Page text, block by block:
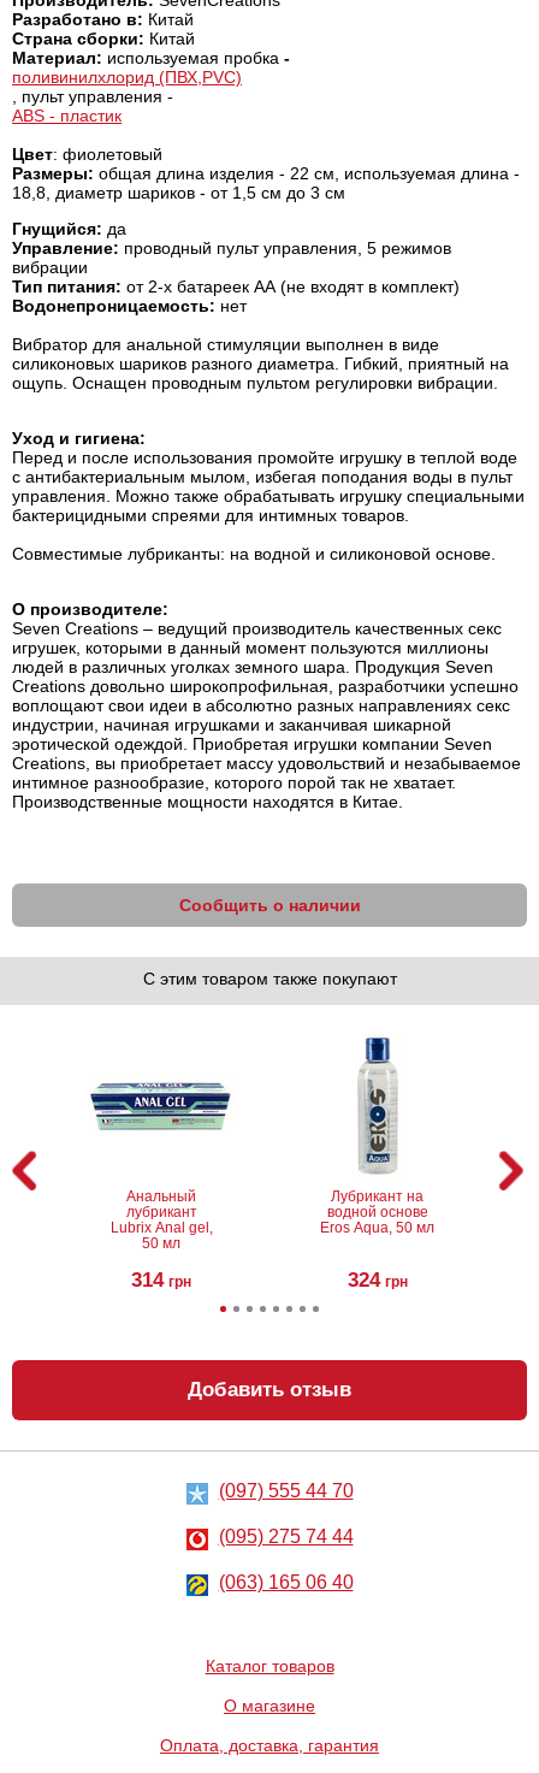
Разработано в: Китай
Страна сборки: Китай
Материал: используемая пробка -
поливинилхлорид (ПВХ,PVC)
, пульт управления -
ABS - пластик
Цвет: фиолетовый
Размеры: общая длина изделия - 22 см, используемая длина -
18,8, диаметр шариков - от 1,5 см до 3 см
Гнущийся: да
Управление: проводный пульт управления, 5 режимов
вибрации
Тип питания: от 2-х батареек АА (не входят в комплект)
Водонепроницаемость: нет
Вибратор для анальной стимуляции выполнен в виде
силиконовых шариков разного диаметра. Гибкий, приятный на
ощупь. Оснащен проводным пультом регулировки вибрации.
Уход и гигиена:
Перед и после использования промойте игрушку в теплой воде
с антибактериальным мылом, избегая поподания воды в пульт
управления. Можно также обрабатывать игрушку специальными
бактерицидными спреями для интимных товаров.
Совместимые лубриканты: на водной и силиконовой основе.
О производителе:
Seven Creations – ведущий производитель качественных секс
игрушек, которыми в данный момент пользуются миллионы
людей в различных уголках земного шара. Продукция Seven
Creations довольно широкопрофильная, разработчики успешно
воплощают свои идеи в абсолютно разных направлениях секс
индустрии, начиная игрушками и заканчивая шикарной
эротической одеждой. Приобретая игрушки компании Seven
Creations, вы приобретает массу удовольствий и незабываемое
интимное разнообразие, которого порой так не хватает.
Производственные мощности находятся в Китае.
Сообщить о наличии
С этим товаром также покупают
Анальный
лубрикант
Lubrix Anal gel,
50 мл
314 грн
Лубрикант на
водной основе
Eros Aqua, 50 мл
324 грн
Анальный
лубрикант на
водной основе
Just Glide Anal,
грн
Металлическая
пробка Slash, S
668
Добавить отзыв
(097) 555 44 70
(095) 275 74 44
(063) 165 06 40
Каталог товаров
О магазине
Оплата, доставка, гарантия